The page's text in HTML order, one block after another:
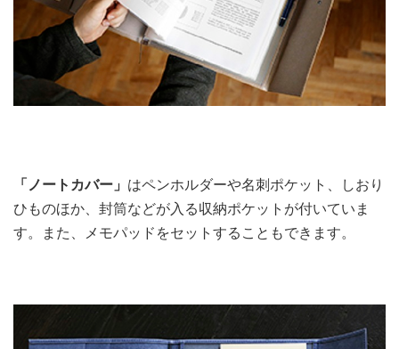
「ノートカバー」 はペンホルダーや名刺ポケット、しおり
ひものほか、封筒などが入る収納ポケットが付いていま
す。また、メモパッドをセットすることもできます。